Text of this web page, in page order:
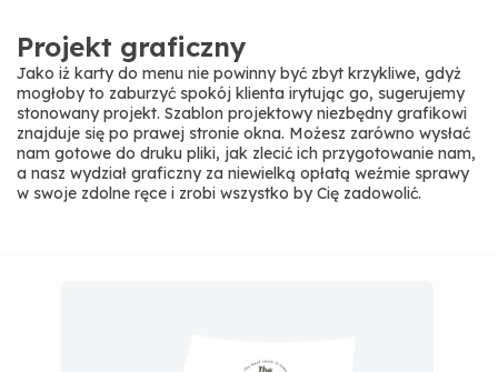
Projekt graficzny
Jako iż karty do menu nie powinny być zbyt krzykliwe, gdyż
mogłoby to zaburzyć spokój klienta irytując go, sugerujemy
stonowany projekt. Szablon projektowy niezbędny grafikowi
znajduje się po prawej stronie okna. Możesz zarówno wysłać
nam gotowe do druku pliki, jak zlecić ich przygotowanie nam,
a nasz wydział graficzny za niewielką opłatą weźmie sprawy
w swoje zdolne ręce i zrobi wszystko by Cię zadowolić.